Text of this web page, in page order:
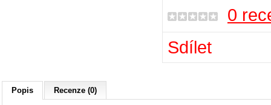
0
Sdílet
Popis Recenze (0)